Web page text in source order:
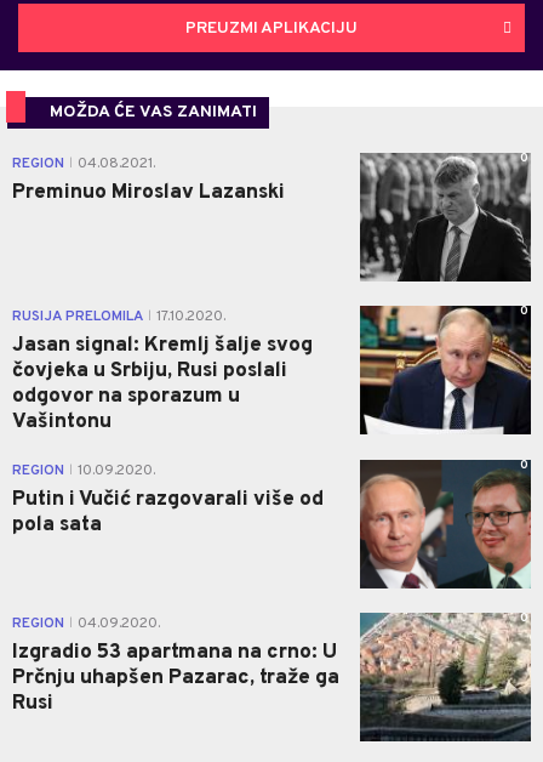
PREUZMI APLIKACIJU
MOŽDA ĆE VAS ZANIMATI
REGION 04.08.2021.
Preminuo Miroslav Lazanski
0
RUSIJA PRELOMILA 17.10.2020.
Jasan signal: Kremlj šalje svog
čovjeka u Srbiju, Rusi poslali
odgovor na sporazum u
Vašintonu
0
REGION 10.09.2020.
Putin i Vučić razgovarali više od
pola sata
0
REGION 04.09.2020.
Izgradio 53 apartmana na crno: U
Prčnju uhapšen Pazarac, traže ga
Rusi
0